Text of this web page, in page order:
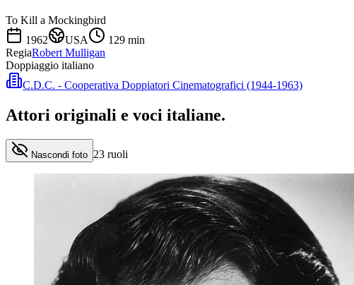
To Kill a Mockingbird
1962
USA 129 min
RegiaRobert Mulligan
Doppiaggio italiano
C.D.C. - Cooperativa Doppiatori Cinematografici (1944-1963)
Attori originali e voci italiane.
Nascondi foto 23 ruoli